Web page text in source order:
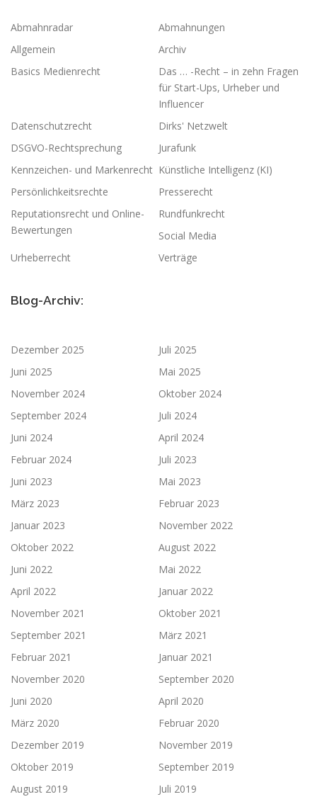
Abmahnradar
Abmahnungen
Allgemein
Archiv
Basics Medienrecht
Das … -Recht – in zehn Fragen
für Start-Ups, Urheber und
Influencer
Datenschutzrecht
Dirks' Netzwelt
DSGVO-Rechtsprechung
Jurafunk
Kennzeichen- und Markenrecht Künstliche Intelligenz (KI)
Persönlichkeitsrechte
Presserecht
Reputationsrecht und Online-
Bewertungen
Rundfunkrecht
Social Media
Urheberrecht
Verträge
Blog-Archiv:
Dezember 2025
Juli 2025
Juni 2025
Mai 2025
November 2024
Oktober 2024
September 2024
Juli 2024
Juni 2024
April 2024
Februar 2024
Juli 2023
Juni 2023
Mai 2023
März 2023
Februar 2023
Januar 2023
November 2022
Oktober 2022
August 2022
Juni 2022
Mai 2022
April 2022
Januar 2022
November 2021
Oktober 2021
September 2021
März 2021
Februar 2021
Januar 2021
November 2020
September 2020
Juni 2020
April 2020
März 2020
Februar 2020
Dezember 2019
November 2019
Oktober 2019
September 2019
August 2019
Juli 2019